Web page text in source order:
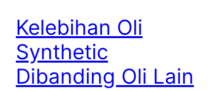
Kelebihan Oli
Synthetic
Dibanding Oli Lain